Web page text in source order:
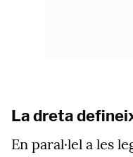
La dreta
En paral·lel a les